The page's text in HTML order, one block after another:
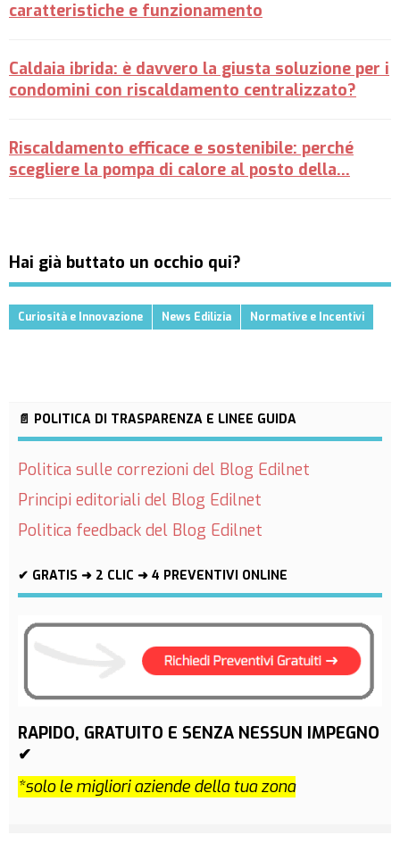
caratteristiche e funzionamento
Caldaia ibrida: è davvero la giusta soluzione per i
condomini con riscaldamento centralizzato?
Riscaldamento efficace e sostenibile: perché
scegliere la pompa di calore al posto della…
Hai già buttato un occhio qui?
Curiosità e Innovazione News Edilizia Normative e Incentivi
📄 POLITICA DI TRASPARENZA E LINEE GUIDA
Politica sulle correzioni del Blog Edilnet
Principi editoriali del Blog Edilnet
Politica feedback del Blog Edilnet
✔ GRATIS ➜ 2 CLIC ➜ 4 PREVENTIVI ONLINE
RAPIDO, GRATUITO E SENZA NESSUN IMPEGNO
✔
*solo le migliori aziende della tua zona